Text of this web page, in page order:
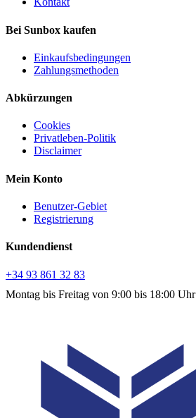
Bei Sunbox kaufen
Einkaufsbedingungen
Zahlungsmethoden
Abkürzungen
Cookies
Privatleben-Politik
Disclaimer
Mein Konto
Benutzer-Gebiet
Registrierung
Kundendienst
+34 93 861 32 83
Montag bis Freitag von 9:00 bis 18:00 Uhr